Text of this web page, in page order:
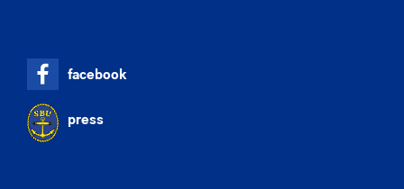
facebook
press